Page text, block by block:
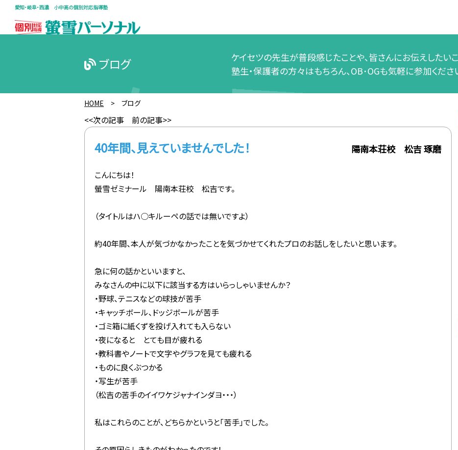
愛知・岐阜・西濃 小中高の個別対応指導塾
ブログ
ケイセツの先生が普段感じたことや、皆さんにお伝えしたい
塾生・保護者の方々はもちろん、OB･OGも気軽に参加くださ
HOME > ブログ
<<次の記事 前の記事>>
40年間、見えていませんでした！ 陽南本荘校 松吉 琢磨
こんにちは！
螢雪ゼミナール 陽南本荘校 松吉です。
（タイトルはハ○キルーペの話では無いですよ）
約40年間、本人が気づかなかったことを気づかせてくれたプロのお話しをしたいと思います。
急に何の話かといいますと、
みなさんの中に以下に該当する方はいらっしゃいませんか？
・野球、テニスなどの球技が苦手
・キャッチボール、ドッジボールが苦手
・ゴミ箱に紙くずを投げ入れても入らない
・夜になると とても目が疲れる
・教科書やノートで文字やグラフを見ても疲れる
・ものに良くぶつかる
・写生が苦手
（松吉の苦手のイイワケジャナインダヨ・・・）
私はこれらのことが、どちらかというと「苦手」でした。